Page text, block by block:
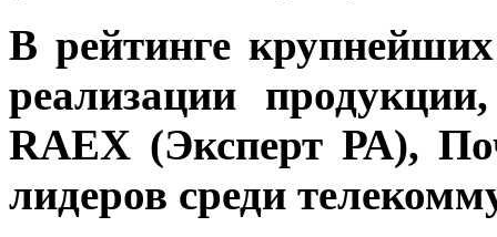
В рейтинге
реализации
RAEX (Эксперт РА),
лидеров среди